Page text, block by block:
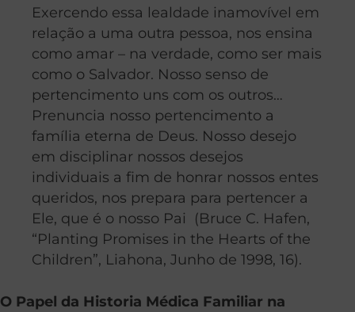
Exercendo essa lealdade inamovível em
relação a uma outra pessoa, nos ensina
como amar – na verdade, como ser mais
como o Salvador. Nosso senso de
pertencimento uns com os outros…
Prenuncia nosso pertencimento a
família eterna de Deus. Nosso desejo
em disciplinar nossos desejos
individuais a fim de honrar nossos entes
queridos, nos prepara para pertencer a
Ele, que é o nosso Pai (Bruce C. Hafen,
“Planting Promises in the Hearts of the
Children”, Liahona, Junho de 1998, 16).
O Papel da Historia Médica Familiar na